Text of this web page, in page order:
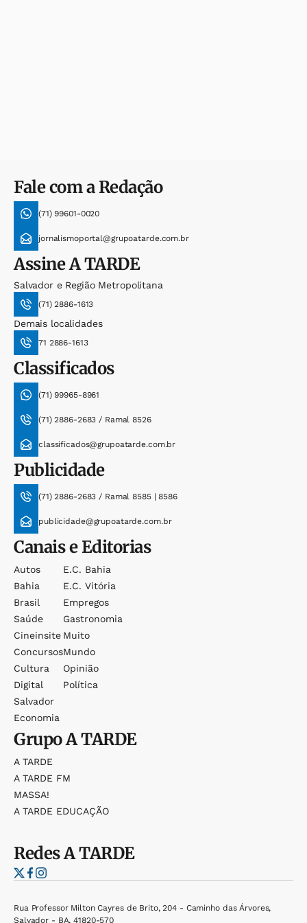
Fale com a Redação
(71) 99601-0020
jornalismoportal@grupoatarde.com.br
AssineA TARDE
Salvador e Região Metropolitana
(71) 2886-1613
Demais localidades
71 2886-1613
Classificados
(71) 99965-8961
(71) 2886-2683 / Ramal 8526
classificados@grupoatarde.com.br
Publicidade
(71) 2886-2683 / Ramal 8585 | 8586
publicidade@grupoatarde.com.br
Canais e Editorias
Autos
Bahia
Brasil
Saúde
Cineinsite
Concursos
Cultura
Digital
Salvador
Economia
E.c. Bahia
E.c. Vitória
Empregos
Gastronomia
Muito
Mundo
Opinião
Política
GrupoA TARDE
A TARDE
A TARDE FM
MASSA!
A TARDE EDUCAÇÃO
RedesA TARDE
Rua Professor Milton Cayres de Brito, 204 - Caminho das Árvores,
Salvador - BA, 41820-570